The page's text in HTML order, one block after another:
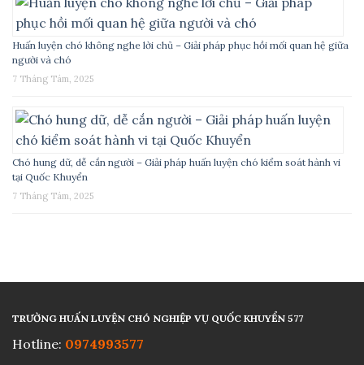
Huấn luyện chó không nghe lời chủ – Giải pháp phục hồi mối quan hệ giữa
người và chó
7 Tháng Tám, 2025
Chó hung dữ, dễ cắn người – Giải pháp huấn luyện chó kiểm soát hành vi
tại Quốc Khuyển
7 Tháng Tám, 2025
TRƯỜNG HUẤN LUYỆN CHÓ NGHIỆP VỤ QUỐC KHUYỂN 577
Hotline: 0974993577​​